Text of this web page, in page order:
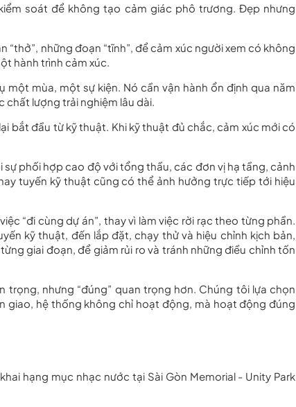
soát để không tạo cảm giác phô trương. Đẹp nhưng
“thở”, những đoạn “tĩnh”, để cảm xúc người xem có không
hành trình cảm xúc.
một mùa, một sự kiện. Nó cần vận hành ổn định qua năm
chất lượng trải nghiệm lâu dài.
bắt đầu từ kỹ thuật. Khi kỹ thuật đủ chắc, cảm xúc mới có
phối hợp cao độ với tổng thầu, các đơn vị hạ tầng, cảnh
tuyến kỹ thuật cũng có thể ảnh hưởng trực tiếp tới hiệu
“đi cùng dự án”, thay vì làm việc rời rạc theo từng phần.
kỹ thuật, đến lắp đặt, chạy thử và hiệu chỉnh kịch bản,
giai đoạn, để giảm rủi ro và tránh những điều chỉnh tốn
nhưng “đúng” quan trọng hơn. Chúng tôi lựa chọn
giao, hệ thống không chỉ hoạt động, mà hoạt động đúng
hạng mục nhạc nước tại Sài Gòn Memorial - Unity Park